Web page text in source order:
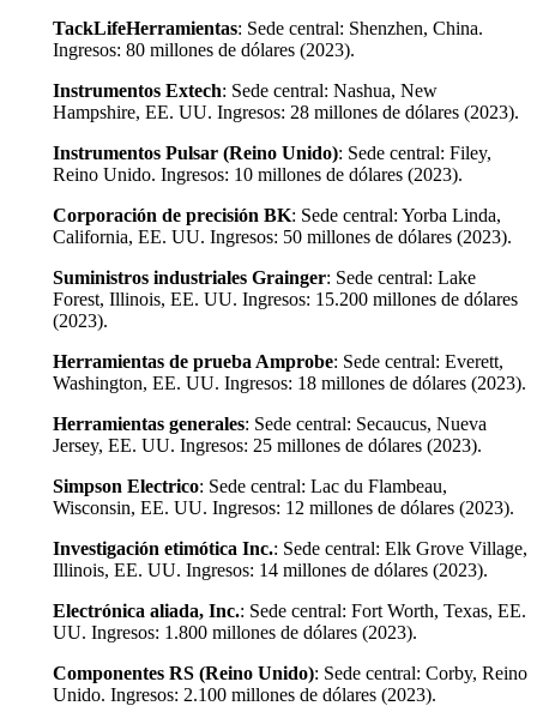
TackLifeHerramientas: Sede central: Shenzhen, China.
Ingresos: 80 millones de dólares (2023).
Instrumentos Extech: Sede central: Nashua, New
Hampshire, EE. UU. Ingresos: 28 millones de dólares (2023).
Instrumentos Pulsar (Reino Unido): Sede central: Filey,
Reino Unido. Ingresos: 10 millones de dólares (2023).
Corporación de precisión BK: Sede central: Yorba Linda,
California, EE. UU. Ingresos: 50 millones de dólares (2023).
Suministros industriales Grainger: Sede central: Lake
Forest, Illinois, EE. UU. Ingresos: 15.200 millones de dólares
(2023).
Herramientas de prueba Amprobe: Sede central: Everett,
Washington, EE. UU. Ingresos: 18 millones de dólares (2023).
Herramientas generales: Sede central: Secaucus, Nueva
Jersey, EE. UU. Ingresos: 25 millones de dólares (2023).
Simpson Electrico: Sede central: Lac du Flambeau,
Wisconsin, EE. UU. Ingresos: 12 millones de dólares (2023).
Investigación etimótica Inc.: Sede central: Elk Grove Village,
Illinois, EE. UU. Ingresos: 14 millones de dólares (2023).
Electrónica aliada, Inc.: Sede central: Fort Worth, Texas, EE.
UU. Ingresos: 1.800 millones de dólares (2023).
Componentes RS (Reino Unido): Sede central: Corby, Reino
Unido. Ingresos: 2.100 millones de dólares (2023).